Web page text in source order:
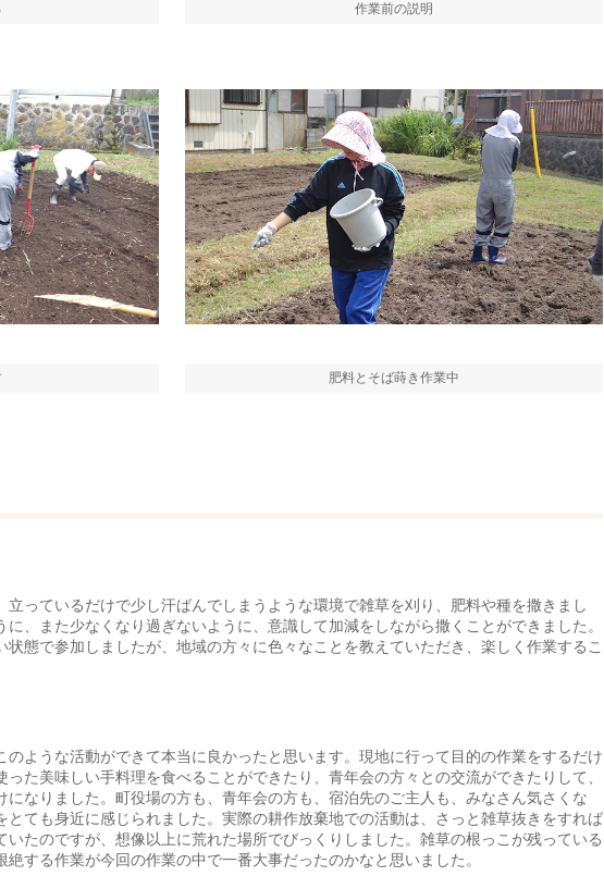
作業前の説明
肥料とそば蒔き作業中
っているだけで少し汗ばんでしまうような環境で雑草を刈り、肥料や種を撒きまし
、また少なくなり過ぎないように、意識して加減をしながら撒くことができました。
態で参加しましたが、地域の方々に色々なことを教えていただき、楽しく作業するこ
ような活動ができて本当に良かったと思います。現地に行って目的の作業をするだけ
た美味しい手料理を食べることができたり、青年会の方々との交流ができたりして、
なりました。町役場の方も、青年会の方も、宿泊先のご主人も、みなさん気さくな
とても身近に感じられました。実際の耕作放棄地での活動は、さっと雑草抜きをすれば
たのですが、想像以上に荒れた場所でびっくりしました。雑草の根っこが残っている
する作業が今回の作業の中で一番大事だったのかなと思いました。